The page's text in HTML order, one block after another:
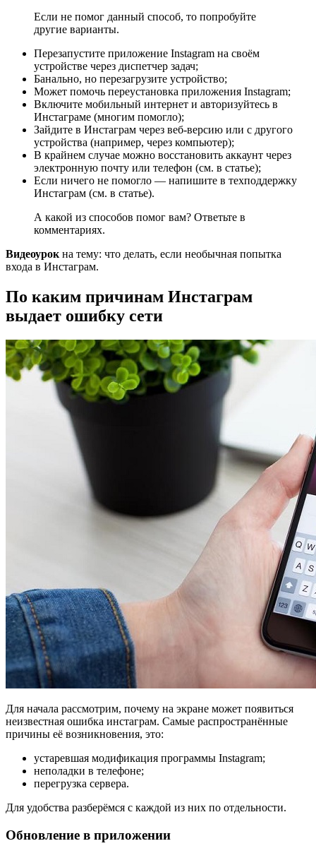
Если не помог данный способ, то попробуйте
другие варианты.
Перезапустите приложение Instagram на своём
устройстве через диспетчер задач;
Банально, но перезагрузите устройство;
Может помочь переустановка приложения Instagram;
Включите мобильный интернет и авторизуйтесь в
Инстаграме (многим помогло);
Зайдите в Инстаграм через веб-версию или с другого
устройства (например, через компьютер);
В крайнем случае можно восстановить аккаунт через
электронную почту или телефон (см. в статье);
Если ничего не помогло — напишите в техподдержку
Инстаграм (см. в статье).
А какой из способов помог вам? Ответьте в
комментариях.
Видеоурок на тему: что делать, если необычная попытка
входа в Инстаграм.
По каким причинам Инстаграм
выдает ошибку сети
Для начала рассмотрим, почему на экране может появиться
неизвестная ошибка инстаграм. Самые распространённые
причины её возникновения, это:
устаревшая модификация программы Instagram;
неполадки в телефоне;
перегрузка сервера.
Для удобства разберёмся с каждой из них по отдельности.
Обновление в приложении